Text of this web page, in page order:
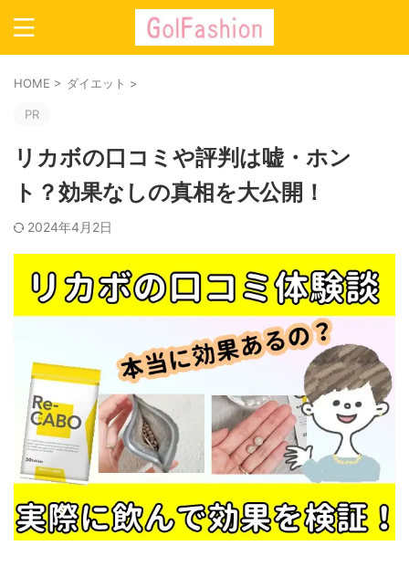
HOME > ダイエット >
PR
リカボの口コミや評判は嘘・ホン
ト？効果なしの真相を大公開！
2024年4月2日